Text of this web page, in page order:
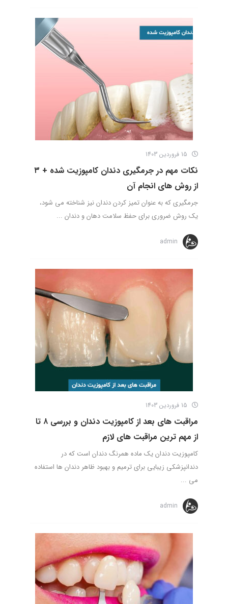
نکات مهم در جرمگیری دندان کامپوزیت شده + ۳
از روش های انجام آن
جرمگیری که به عنوان تمیز کردن دندان نیز شناخته می شود،
یک روش ضروری برای حفظ سلامت دهان و دندان ...
admin
مراقبت های بعد از کامپوزیت دندان و بررسی ۸ تا
از مهم ترین مراقبت های لازم
کامپوزیت دندان یک ماده همرنگ دندان است که در
دندانپزشکی زیبایی برای ترمیم و بهبود ظاهر دندان ها استفاده
می ...
admin